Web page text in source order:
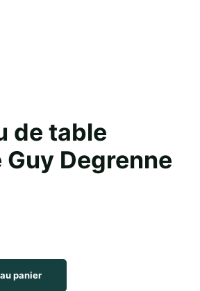
de table
Degrenne
panier